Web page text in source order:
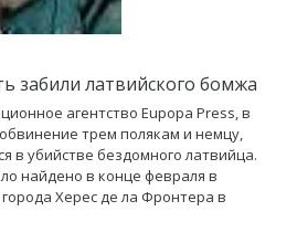
забили латвийского бомжа
агентство Eupopa Press, в
трем полякам и немцу,
в убийстве бездомного латвийца.
найдено в конце февраля в
Херес де ла Фронтера в